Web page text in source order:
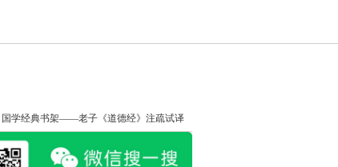
国学经典书架——老子《道德经》注疏试译